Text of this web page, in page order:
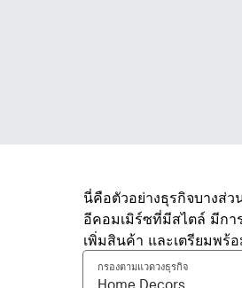
นี่คือตัวอย่างธุรกิจบางส่ว
อีคอมเมิร์ซที่มีสไตล์ มีกา
เพิ่มสินค้า และเตรียมพร้
กรองตามแวดวงธุรกิจ